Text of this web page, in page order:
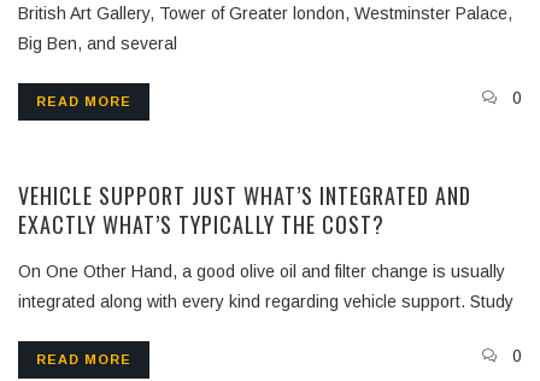
British Art Gallery, Tower of Greater london, Westminster Palace,
Big Ben, and several
READ MORE 0
VEHICLE SUPPORT JUST WHAT’S INTEGRATED AND
EXACTLY WHAT’S TYPICALLY THE COST?
On One Other Hand, a good olive oil and filter change is usually
integrated along with every kind regarding vehicle support. Study
READ MORE 0